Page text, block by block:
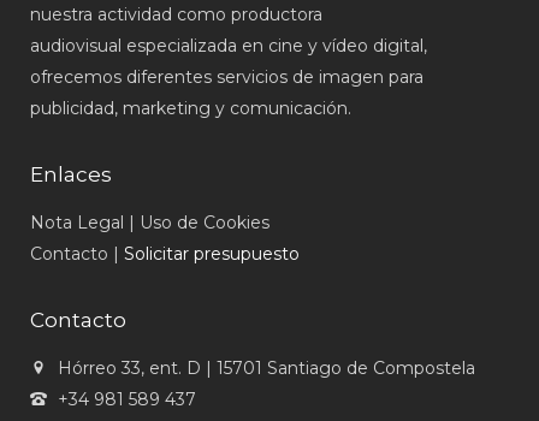
nuestra actividad como productora
audiovisual especializada en cine y vídeo digital,
ofrecemos diferentes servicios de imagen para
publicidad, marketing y comunicación.
Enlaces
Nota Legal | Uso de Cookies
Contacto | Solicitar presupuesto
Contacto
Hórreo 33, ent. D | 15701 Santiago de Compostela
+34 981 589 437